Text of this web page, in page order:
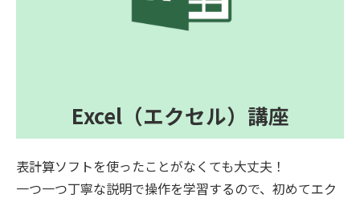
Excel（エクセル）講座
表計算ソフトを使ったことがなくても大丈夫！
一つ一つ丁寧な説明で操作を学習するので、初めてエク